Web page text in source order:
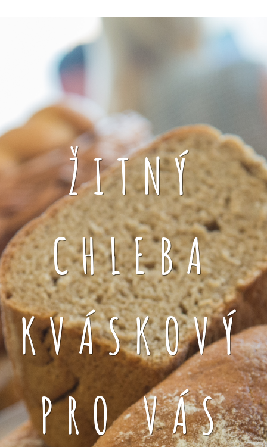
ŽITNÝ
CHLEBA
KVÁSKOVÝ
PRO VÁS